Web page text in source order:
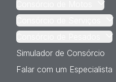
Simulador de Consórcio
Falar com um Especialista